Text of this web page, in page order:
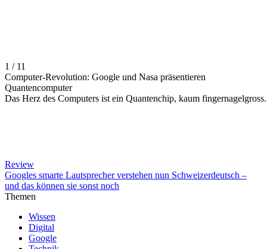
1 / 11
Computer-Revolution: Google und Nasa präsentieren
Quantencomputer
Das Herz des Computers ist ein Quantenchip, kaum fingernagelgross.
Review
Googles smarte Lautsprecher verstehen nun Schweizerdeutsch –
und das können sie sonst noch
Themen
Wissen
Digital
Google